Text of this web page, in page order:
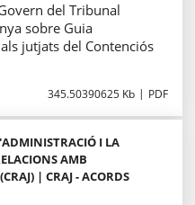
del Tribunal
sobre Guia
jutjats del Contenciós
345.50390625 Kb PDF
I LA
AMB
| CRAJ - ACORDS